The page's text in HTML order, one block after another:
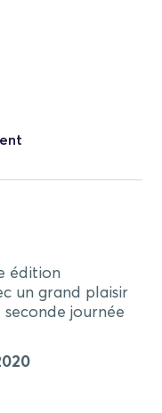
édition
un grand plaisir
journée